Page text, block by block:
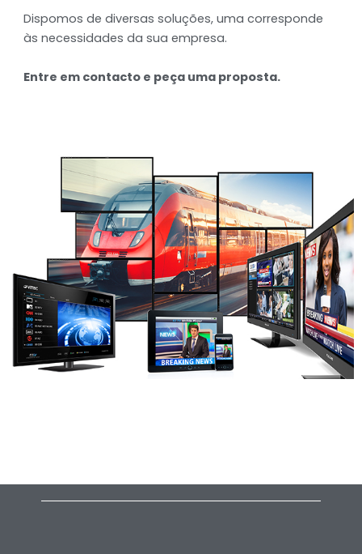
Dispomos de diversas soluções, uma corresponde
às necessidades da sua empresa.
Entre em contacto e peça uma proposta.